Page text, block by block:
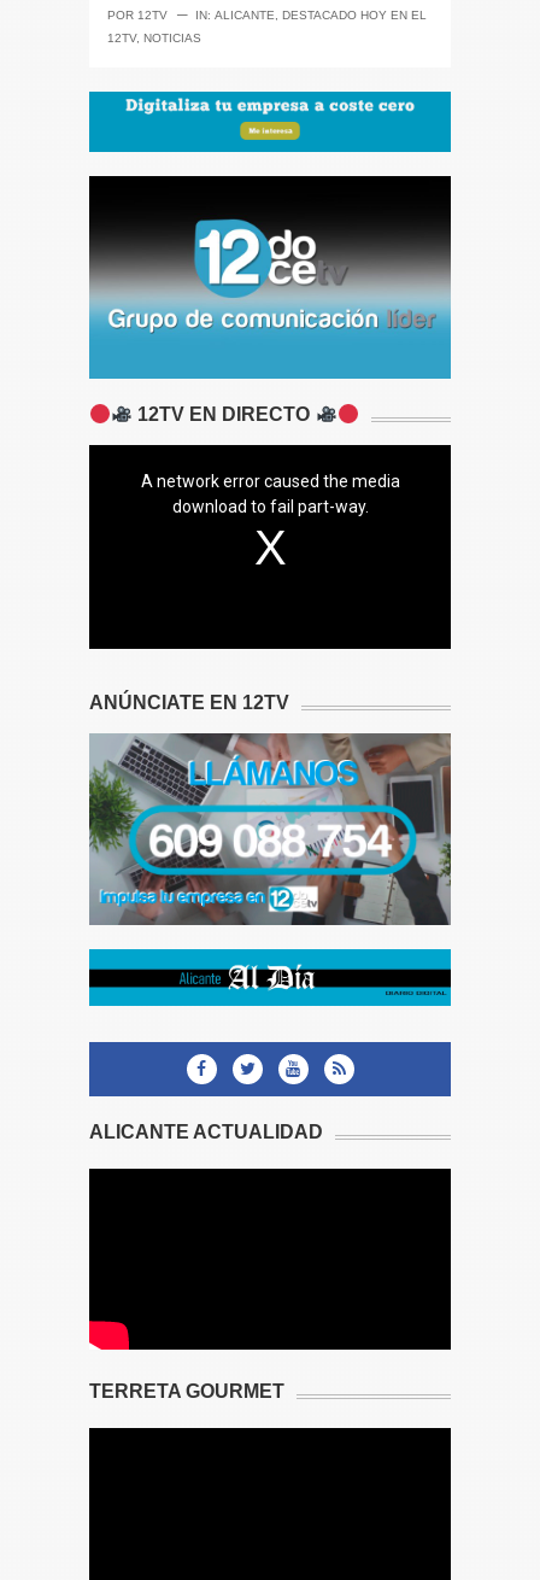
POR 12TV ─ IN: ALICANTE
DESTACADO HOY EN EL
12TV, NOTICIAS
12TV EN DIRECTO
A network error caused the media
download to fail part-way.
ANÚNCIATE EN 12TV
ALICANTE ACTUALIDAD
TERRETA GOURMET